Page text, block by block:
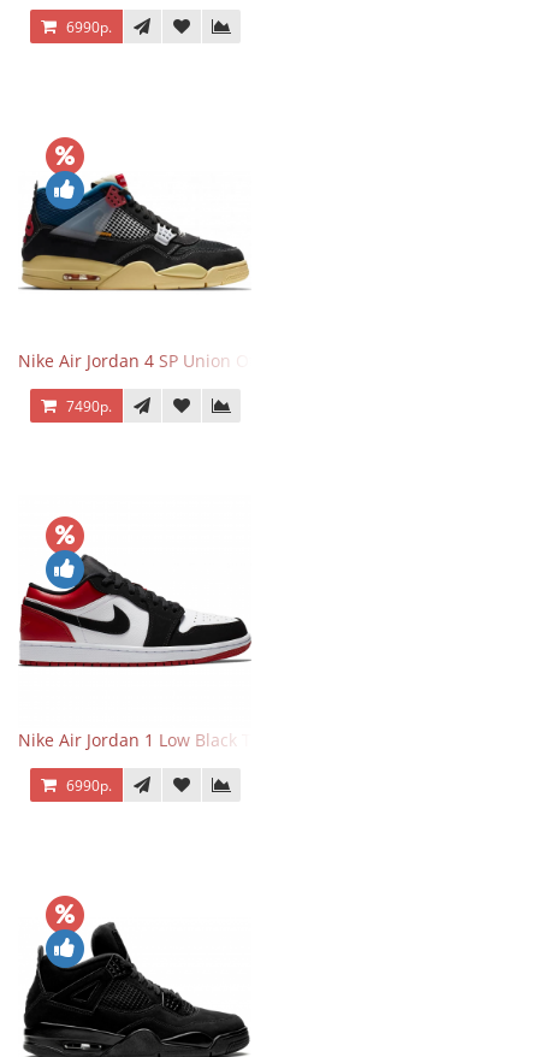
6990р.
Nike Air Jordan 4 SP Union Off Noir
7490р.
Nike Air Jordan 1 Low Black Toe
6990р.